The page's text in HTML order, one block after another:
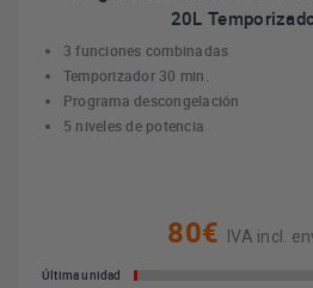
20L
3 funciones combinadas
Temporizador 30 min.
Programa descongelación
5 niveles de potencia
80€ IVA incl.
Última unidad